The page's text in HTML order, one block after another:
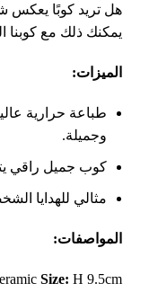
هل تريد كوبًا يعكس
يمكنك ذلك مع كوبنا
الميزات:
طباعة حرارية
وجميلة.
كوب جميل راقي
مثالي للهدايا
المواصفات:
Size: H 9.5cm